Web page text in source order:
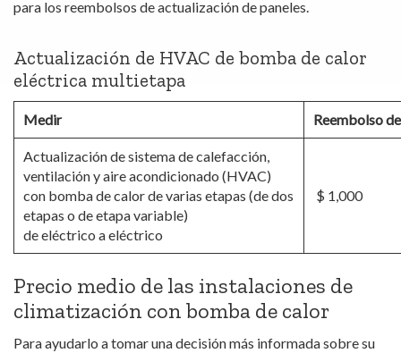
para los reembolsos de actualización de paneles.
Actualización de HVAC de bomba de calor
eléctrica multietapa
Medir Reembolso
Actualización de sistema de calefacción,
ventilación y aire acondicionado (HVAC)
con bomba de calor de varias etapas (de dos
etapas o de etapa variable)
de eléctrico a eléctrico
$ 1,000
Precio medio de las instalaciones de
climatización con bomba de calor
Para ayudarlo a tomar una decisión más informada sobre su